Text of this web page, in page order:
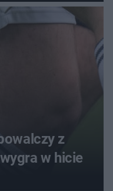
z
w hicie